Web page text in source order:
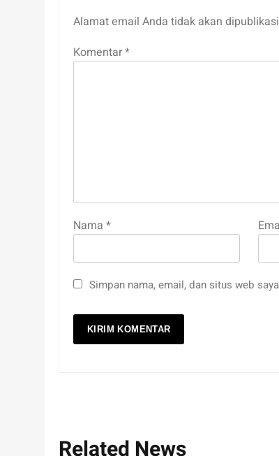
Alamat email Anda tidak akan
Komentar*
Nama *
Simpan nama, email, dan situs web
Related News